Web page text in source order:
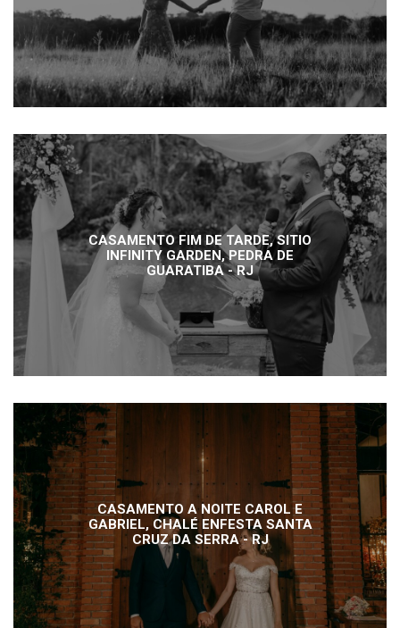
CASAMENTO FIM DE TARDE, SITIO
INFINITY GARDEN, PEDRA DE
GUARATIBA - RJ
CASAMENTO A NOITE CAROL E
GABRIEL, CHALÉ ENFESTA SANTA
CRUZ DA SERRA - RJ